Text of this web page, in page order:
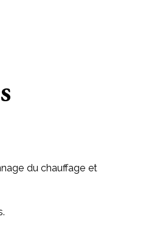
du chauffage et